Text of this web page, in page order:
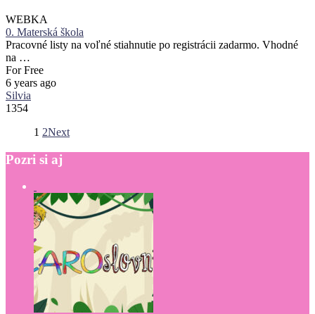
WEBKA
0. Materská škola
Pracovné listy na voľné stiahnutie po registrácii zadarmo. Vhodné
na …
For Free
6 years ago
Silvia
1354
1 2Next
Pozri si aj